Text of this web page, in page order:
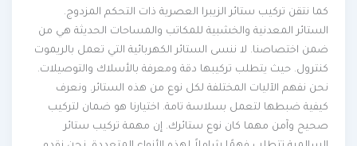
كما نتقن تركيب ستائر الزيبرا العصرية ذات التحكم المزدوج.
الستائر المعدنية والخشبية للمكاتب والمساحات الحديثة هي من
ضمن اختصاصنا. لا ننسى الستائر الكهربائية التي تعمل بالريموت
كنترول. حيث يتطلب تركيبها دقة ومعرفة بالأسلاك والتوصيلات.
نحن نفهم الآليات المختلفة لكل نوع من هذه الستائر. ونعرف
كيفية ضبطها لتعمل بسلاسة تامة. اختيارنا هو ضمان لتركيب
صحيح وآمن مهما كان نوع ستائرك. إن مهمة تركيب ستائر